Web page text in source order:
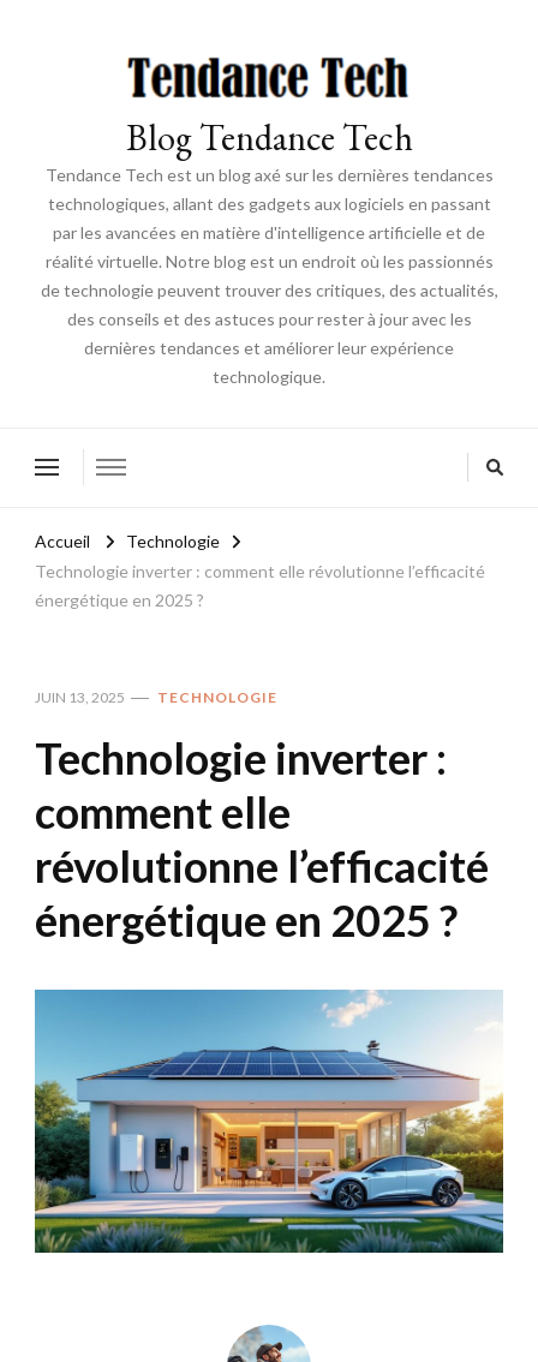
Blog Tendance Tech
Tendance Tech est un blog axé sur les dernières tendances
technologiques, allant des gadgets aux logiciels en passant
par les avancées en matière d'intelligence artificielle et de
réalité virtuelle. Notre blog est un endroit où les passionnés
de technologie peuvent trouver des critiques, des actualités,
des conseils et des astuces pour rester à jour avec les
dernières tendances et améliorer leur expérience
technologique.
Accueil
Technologie
Technologie inverter : comment elle révolutionne l’efficacité
énergétique en 2025 ?
JUIN 13, 2025 TECHNOLOGIE
Technologie inverter :
comment elle
révolutionne l’efficacité
énergétique en 2025 ?